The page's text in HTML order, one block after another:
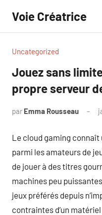
contenu
Voie Créatrice
Uncategorized
Jouez sans
propre serveur
par Emma Rousseau
Le cloud gaming
parmi les amateurs de
de jouer à des titres
machines peu
jeux préférés depuis
contraintes d’un